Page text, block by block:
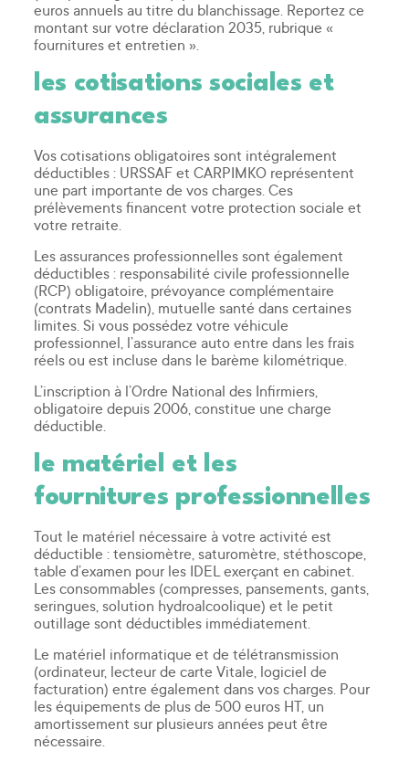
euros annuels au titre du blanchissage. Reportez ce
montant sur votre déclaration 2035, rubrique «
fournitures et entretien ».
les cotisations sociales et
assurances
Vos cotisations obligatoires sont intégralement
déductibles : URSSAF et CARPIMKO représentent
une part importante de vos charges. Ces
prélèvements financent votre protection sociale et
votre retraite.
Les assurances professionnelles sont également
déductibles : responsabilité civile professionnelle
(RCP) obligatoire, prévoyance complémentaire
(contrats Madelin), mutuelle santé dans certaines
limites. Si vous possédez votre véhicule
professionnel, l’assurance auto entre dans les frais
réels ou est incluse dans le barème kilométrique.
L’inscription à l’Ordre National des Infirmiers,
obligatoire depuis 2006, constitue une charge
déductible.
le matériel et les
fournitures professionnelles
Tout le matériel nécessaire à votre activité est
déductible : tensiomètre, saturomètre, stéthoscope,
table d’examen pour les IDEL exerçant en cabinet.
Les consommables (compresses, pansements, gants,
seringues, solution hydroalcoolique) et le petit
outillage sont déductibles immédiatement.
Le matériel informatique et de télétransmission
(ordinateur, lecteur de carte Vitale, logiciel de
facturation) entre également dans vos charges. Pour
les équipements de plus de 500 euros HT, un
amortissement sur plusieurs années peut être
nécessaire.